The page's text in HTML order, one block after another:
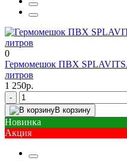
0
Гермомешок ПВХ
литров
1 250р.
-
В корзину
Новинка
Акция